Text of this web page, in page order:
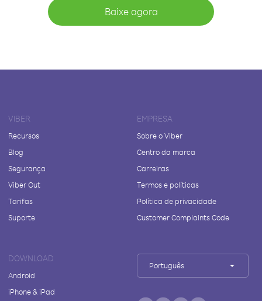
Baixe agora
VIBER
Recursos
Blog
Segurança
Viber Out
Tarifas
Suporte
EMPRESA
Sobre o Viber
Centro da marca
Carreiras
Termos e políticas
Política de privacidade
Customer Complaints Code
DOWNLOAD
Android
iPhone & iPad
Português